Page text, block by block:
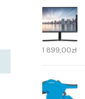
1 899,00zł